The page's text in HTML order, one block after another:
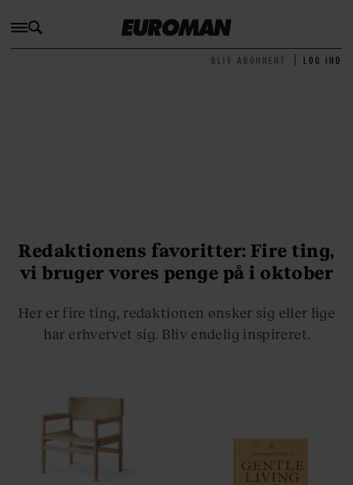
BLIV ABONNENT LOG IND
Redaktionens favoritter: Fire ting,
vi bruger vores penge på i oktober
Her er fire ting, redaktionen ønsker sig eller lige
har erhvervet sig. Bliv endelig inspireret.